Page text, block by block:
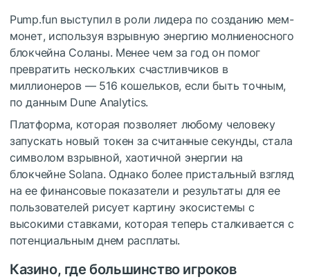
Pump.fun выступил в роли лидера по созданию мем-
монет, используя взрывную энергию молниеносного
блокчейна Соланы. Менее чем за год он помог
превратить нескольких счастливчиков в
миллионеров — 516 кошельков, если быть точным,
по данным Dune Analytics.
Платформа, которая позволяет любому человеку
запускать новый токен за считанные секунды, стала
символом взрывной, хаотичной энергии на
блокчейне Solana. Однако более пристальный взгляд
на ее финансовые показатели и результаты для ее
пользователей рисует картину экосистемы с
высокими ставками, которая теперь сталкивается с
потенциальным днем ​​расплаты.
Казино, где большинство игроков